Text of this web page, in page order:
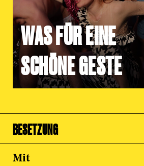
WAS FÜR EINE
SCHÖNE GESTE
BESETZUNG
Mit